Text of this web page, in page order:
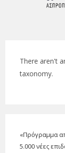
There aren't
taxonomy.
«Πρόγραμμα
5.000 νέες